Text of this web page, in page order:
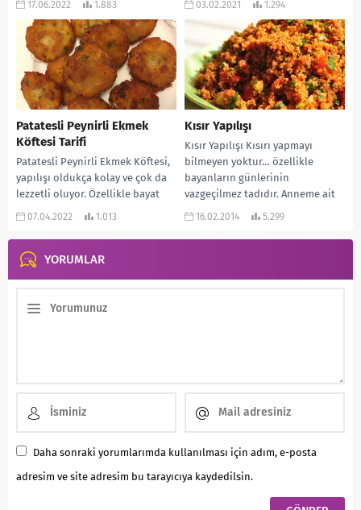
17.06.2022 1.883 03.02.2021 1.294
Patatesli Peynirli Ekmek
Köftesi Tarifi
Patatesli Peynirli Ekmek Köftesi,
yapılışı oldukça kolay ve çok da
lezzetli oluyor. Özellikle bayat
ekmekleri değerlendirmek için
07.04.2022 1.013
Kısır Yapılışı
Kısır Yapılışı Kısırı yapmayı
bilmeyen yoktur… özellikle
bayanların günlerinin
vazgeçilmez tadıdır. Anneme ait
çok eski bir yemek kitabından
16.02.2014 5.299
YORUMLAR
Daha sonraki yorumlarımda kullanılması için adım, e-posta
adresim ve site adresim bu tarayıcıya kaydedilsin.